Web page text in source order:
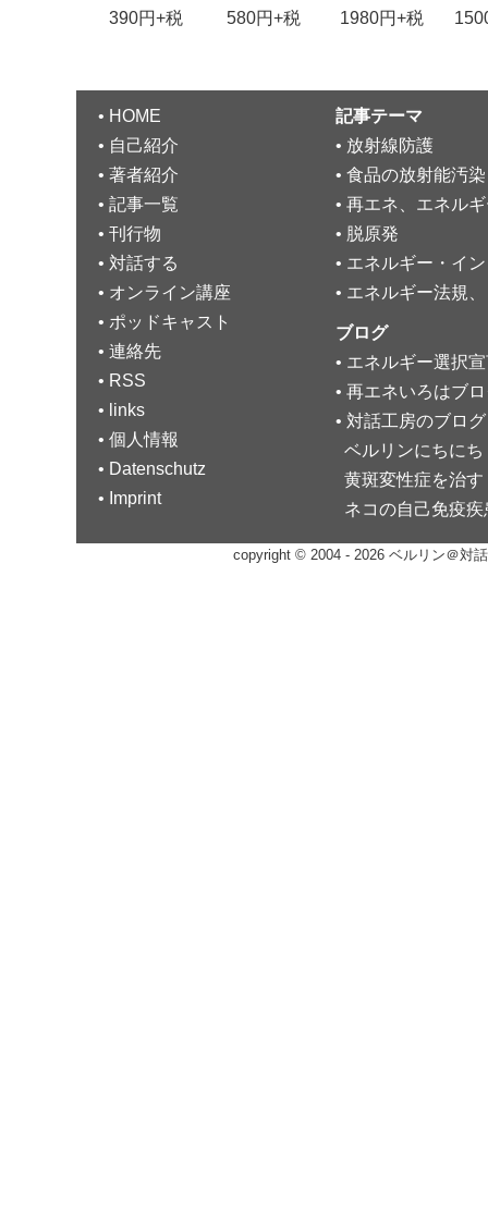
390円+税 580円+税 1980円+税 1500